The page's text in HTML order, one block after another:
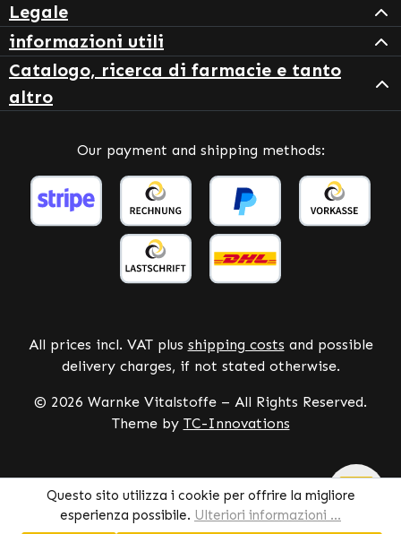
Legale
informazioni utili
Catalogo, ricerca di farmacie e tanto
altro
Our payment and shipping methods:
All prices incl. VAT plus shipping costs and possible
delivery charges, if not stated otherwise.
© 2026 Warnke Vitalstoffe – All Rights Reserved.
Theme by TC-Innovations
Questo sito utilizza i cookie per offrire la migliore
esperienza possibile. Ulteriori informazioni ...